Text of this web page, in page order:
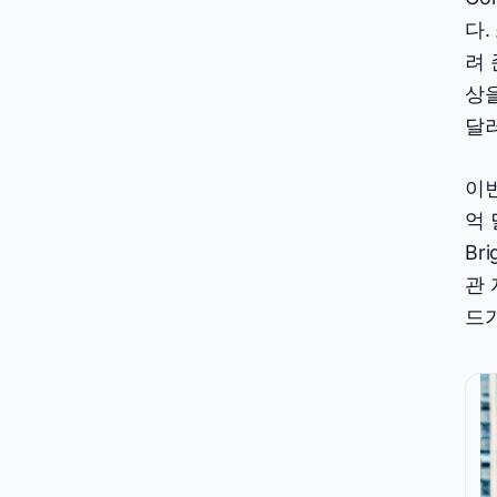
다.
려
상
달
이
억
관
드